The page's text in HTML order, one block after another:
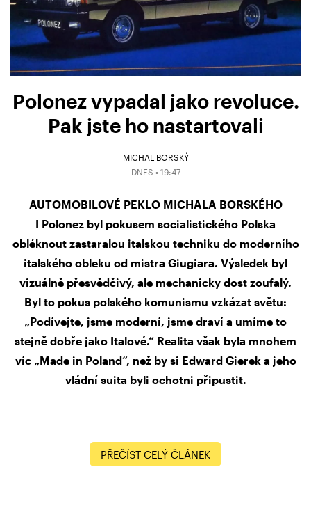
Polonez vypadal jako revoluce.
Pak jste ho nastartovali
MICHAL BORSKÝ
DNES • 19:47
AUTOMOBILOVÉ PEKLO MICHALA BORSKÉHO
I Polonez byl pokusem socialistického Polska
obléknout zastaralou italskou techniku do moderního
italského obleku od mistra Giugiara. Výsledek byl
vizuálně přesvědčivý, ale mechanicky dost zoufalý.
Byl to pokus polského komunismu vzkázat světu:
„Podívejte, jsme moderní, jsme draví a umíme to
stejně dobře jako Italové.“ Realita však byla mnohem
víc „Made in Poland“, než by si Edward Gierek a jeho
vládní suita byli ochotni připustit.
PŘEČÍST CELÝ ČLÁNEK